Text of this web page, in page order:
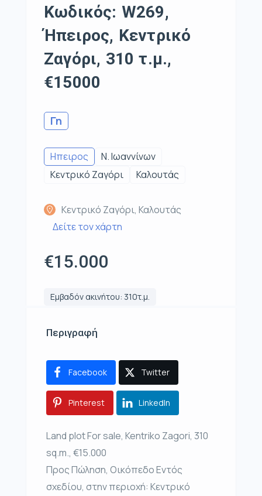
Κωδικός: W269,
Ήπειρος, Κεντρικό
Ζαγόρι, 310 τ.μ.,
€15000
Γη
Ηπειρος
Ν. Ιωαννίνων
Κεντρικό Ζαγόρι
Καλουτάς
Κεντρικό Ζαγόρι, Καλουτάς
Δείτε τον χάρτη
€15.000
Εμβαδόν ακινήτου: 310τ.μ.
Περιγραφή
Facebook Twitter
Pinterest LinkedIn
Land plot For sale, Kentriko Zagori, 310
sq.m., €15.000
Προς Πώληση, Οικόπεδο Εντός
σχεδίου, στην περιοχή: Κεντρικό